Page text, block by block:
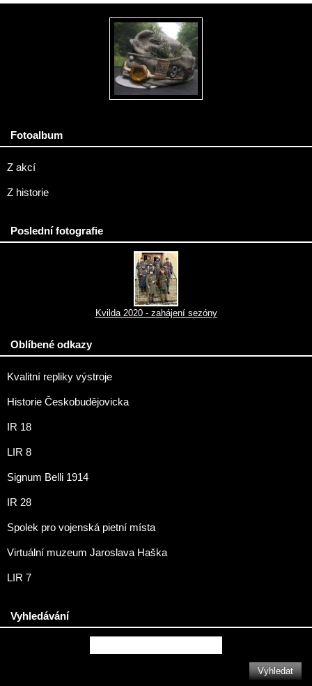
Fotoalbum
Z akcí
Z historie
Poslední fotografie
Kvilda 2020 - zahájení sezóny
Oblíbené odkazy
Kvalitní repliky výstroje
Historie Českobudějovicka
IR 18
LIR 8
Signum Belli 1914
IR 28
Spolek pro vojenská pietní místa
Virtuální muzeum Jaroslava Haška
LIR 7
Vyhledávání